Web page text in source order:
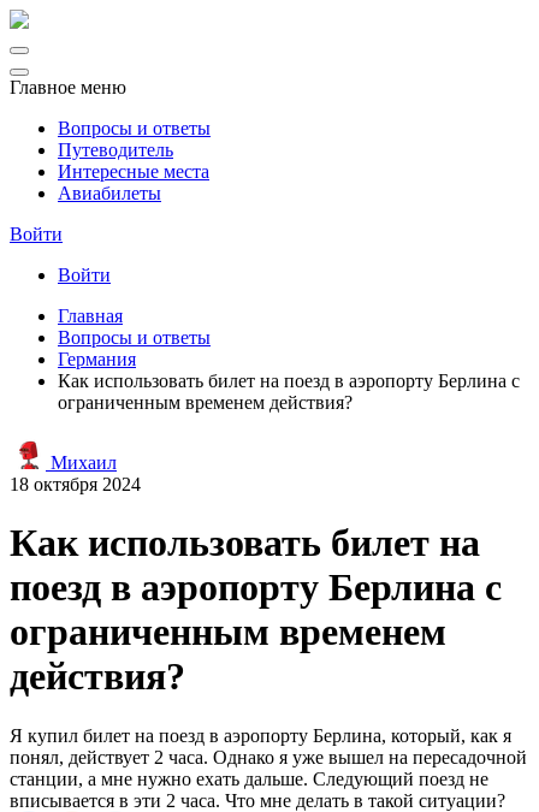
Главное меню
Вопросы и ответы
Путеводитель
Интересные места
Авиабилеты
Войти
Войти
Главная
Вопросы и ответы
Германия
Как использовать билет на поезд в аэропорту Берлина с
ограниченным временем действия?
Михаил
18 октября 2024
Как использовать билет на
поезд в аэропорту Берлина с
ограниченным временем
действия?
Я купил билет на поезд в аэропорту Берлина, который, как я
понял, действует 2 часа. Однако я уже вышел на пересадочной
станции, а мне нужно ехать дальше. Следующий поезд не
вписывается в эти 2 часа. Что мне делать в такой ситуации?